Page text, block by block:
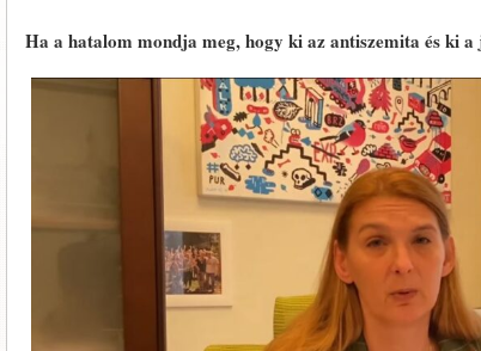
Ha a hatalom mondja meg, hogy ki az antiszemita és ki